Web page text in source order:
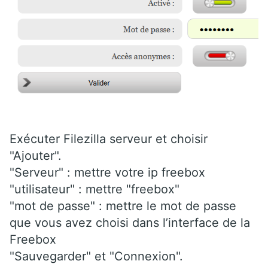
Exécuter Filezilla serveur et choisir
"Ajouter".
"Serveur" : mettre votre ip freebox
"utilisateur" : mettre "freebox"
"mot de passe" : mettre le mot de passe
que vous avez choisi dans l’interface de la
Freebox
"Sauvegarder" et "Connexion".